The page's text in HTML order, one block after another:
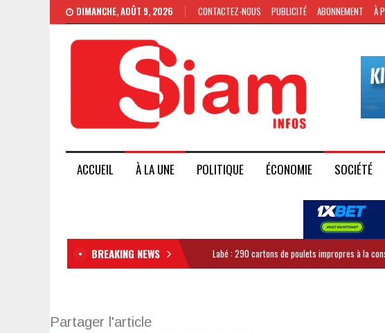
DIMANCHE, AOÛT 9, 2026 CONTACTEZ-NOUS PUBLICITÉ ABONNEMENT À
ACCUEIL À LA UNE POLITIQUE ÉCONOMIE SOCIÉTÉ
BREAKING NEWS Labé : 290 cartons de poulets impropres à la
Partager l'article